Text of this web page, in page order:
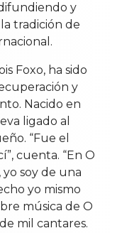
y
tradición de
Foxo, ha sido
y
Nacido en
ligado al
“Fue el
cuenta. “En O
soy de una
yo mismo
música de O
mil cantares.